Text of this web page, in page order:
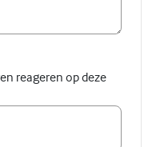
reageren op deze